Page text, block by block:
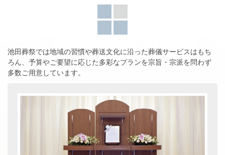
池田葬祭では地域の習慣や葬送文化に沿った葬儀サービスはもち
ろん、 予算やご要望に応じた多彩なプランを宗旨・宗派を問わず
多数ご用意しています。